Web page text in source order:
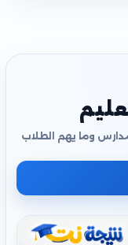
وما يهم الطلاب